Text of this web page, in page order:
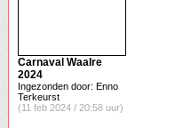
Carnaval Waalre
2024
Ingezonden door: Enno
Terkeurst
(11 feb 2024 / 20:58 uur)